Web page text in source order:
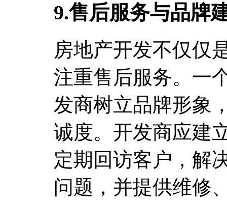
9.售后服务与品牌
房地产开发不仅仅
注重售后服务。一
发商树立品牌形象
诚度。开发商应建
定期回访客户，解
问题，并提供维修